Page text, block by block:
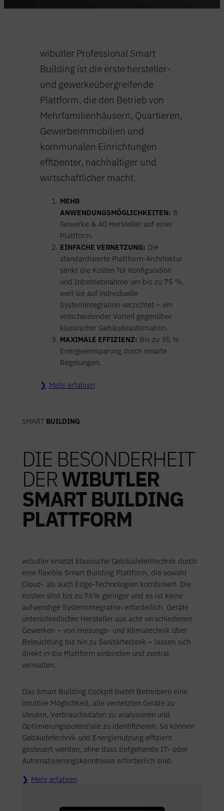
wibutler Professional Smart
Building ist die erste hersteller-
und gewerkeübergreifende
Plattform, die den Betrieb von
Mehrfamilienhäusern, Quartieren,
Gewerbeimmobilien und
kommunalen Einrichtungen
effizienter, nachhaltiger und
wirtschaftlicher macht.
MEHR
ANWENDUNGSMÖGLICHKEITEN: 8
Gewerke & 40 Hersteller auf einer
Plattform.
EINFACHE VERNETZUNG: Die
standardisierte Plattform-Architektur
senkt die Kosten für Konfiguration
und Inbetriebnahme um bis zu 75 %,
weil sie auf individuelle
Systemintegration verzichtet – ein
entscheidender Vorteil gegenüber
klassischer Gebäudeautomation.
MAXIMALE EFFIZIENZ: Bis zu 35 %
Energieeinsparung durch smarte
Regelungen.
Mehr erfahren
SMART BUILDING
DIE BESONDERHEIT
DERWIBUTLER
SMART BUILDING
PLATTFORM
wibutler ersetzt klassische Gebäudeleittechnik durch
eine flexible Smart Building Plattform, die sowohl
Cloud- als auch Edge-Technologien kombiniert. Die
Kosten sind bis zu 75% geringer und es ist keine
aufwendige Systemintegration erforderlich. Geräte
unterschiedlicher Hersteller aus acht verschiedenen
Gewerken – von Heizungs- und Klimatechnik über
Beleuchtung bis hin zu Sanitärtechnik – lassen sich
direkt in die Plattform einbinden und zentral
verwalten.
Das Smart Building Cockpit bietet Betreibern eine
intuitive Möglichkeit, alle vernetzten Geräte zu
steuern, Verbrauchsdaten zu analysieren und
Optimierungspotenziale zu identifizieren. So können
Gebäudetechnik und Energienutzung effizient
gesteuert werden, ohne dass tiefgehende IT- oder
Automatisierungskenntnisse erforderlich sind.
Mehr erfahren